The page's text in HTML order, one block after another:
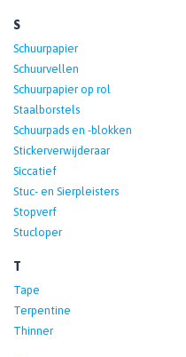
S
Schuurpapier
Schuurvellen
Schuurpapier op rol
Staalborstels
Schuurpads en -blokken
Stickerverwijderaar
Siccatief
Stuc- en Sierpleisters
Stopverf
Stucloper
T
Tape
Terpentine
Thinner